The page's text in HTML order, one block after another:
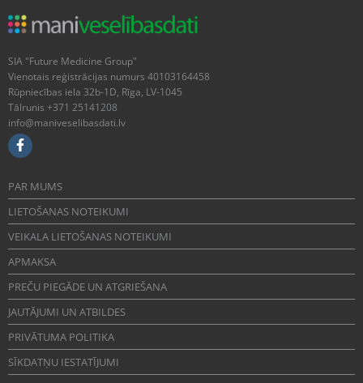
SIA "Future Medicine Group"
Vienotais reģistrācijas numurs 40103164458
Rūpniecības iela 32b-1D, Rīga, LV-1045
Tālrunis +371 25141208
info@maniveselibasdati.lv
PAR MUMS
LIETOŠANAS NOTEIKUMI
VEIKALA LIETOŠANAS NOTEIKUMI
APMAKSA
PREČU PIEGĀDE UN ATGRIEŠANA
JAUTĀJUMI UN ATBILDES
PRIVĀTUMA POLITIKA
SĪKDATŅU IESTATĪJUMI